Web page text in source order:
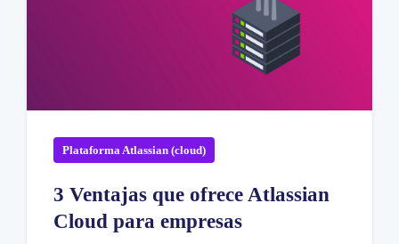
Plataforma Atlassian (cloud)
3 Ventajas que ofrece Atlassian
Cloud para empresas